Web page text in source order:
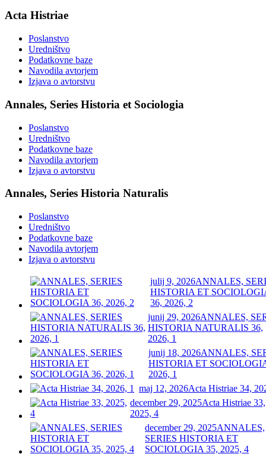
Acta Histriae
Poslanstvo
Uredništvo
Podatkovne baze
Navodila avtorjem
Izjava o avtorstvu
Annales, Series Historia et Sociologia
Poslanstvo
Uredništvo
Podatkovne baze
Navodila avtorjem
Izjava o avtorstvu
Annales, Series Historia Naturalis
Poslanstvo
Uredništvo
Podatkovne baze
Navodila avtorjem
Izjava o avtorstvu
julij 9, 2026ANNALES,
HISTORIA ET
36, 2026, 2
junij 29, 2026ANNALES,
HISTORIA NATURALIS 36,
2026, 1
junij 18, 2026ANNALES,
HISTORIA ET
2026, 1
maj 12, 2026Acta Histriae 34,
december 29, 2025Acta Histriae 33,
2025, 4
december 29, 2025ANNALES,
SERIES HISTORIA ET
SOCIOLOGIA 35, 2025, 4